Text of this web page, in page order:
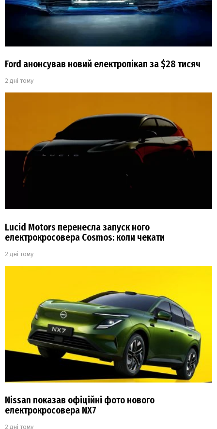
Ford анонсував новий електропікап за $28 тисяч
2 дні тому
Lucid Motors перенесла запуск ного
електрокросовера Cosmos: коли чекати
2 дні тому
Nissan показав офіційні фото нового
електрокросовера NX7
2 дні тому